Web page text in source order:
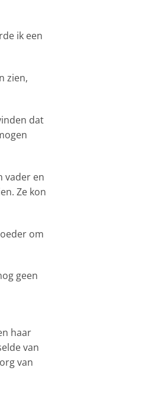
ik een
zien,
dat
vader en
Ze kon
om
geen
haar
van
van